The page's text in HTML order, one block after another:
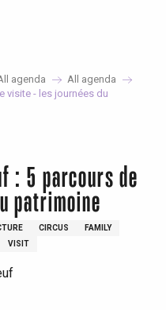
agenda
All agenda
visite - les journées du
: 5 parcours de
patrimoine
CIRCUS
FAMILY
VISIT